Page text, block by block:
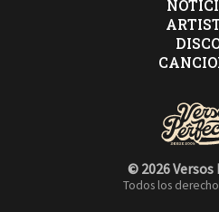
© 2026
Todos los